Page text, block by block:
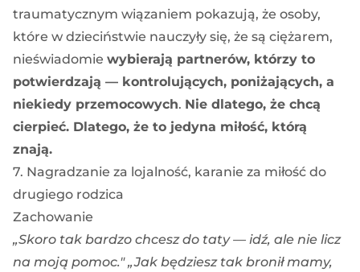
traumatycznym wiązaniem pokazują, że osoby,
które w dzieciństwie nauczyły się, że są ciężarem,
nieświadomie wybierają partnerów, którzy to
potwierdzają — kontrolujących, poniżających, a
niekiedy przemocowych. Nie dlatego, że chcą
cierpieć. Dlatego, że to jedyna miłość, którą
znają.
7. Nagradzanie za lojalność, karanie za miłość do
drugiego rodzica
Zachowanie
„Skoro tak bardzo chcesz do taty — idź, ale nie licz
na moją pomoc." „Jak będziesz tak bronił mamy,